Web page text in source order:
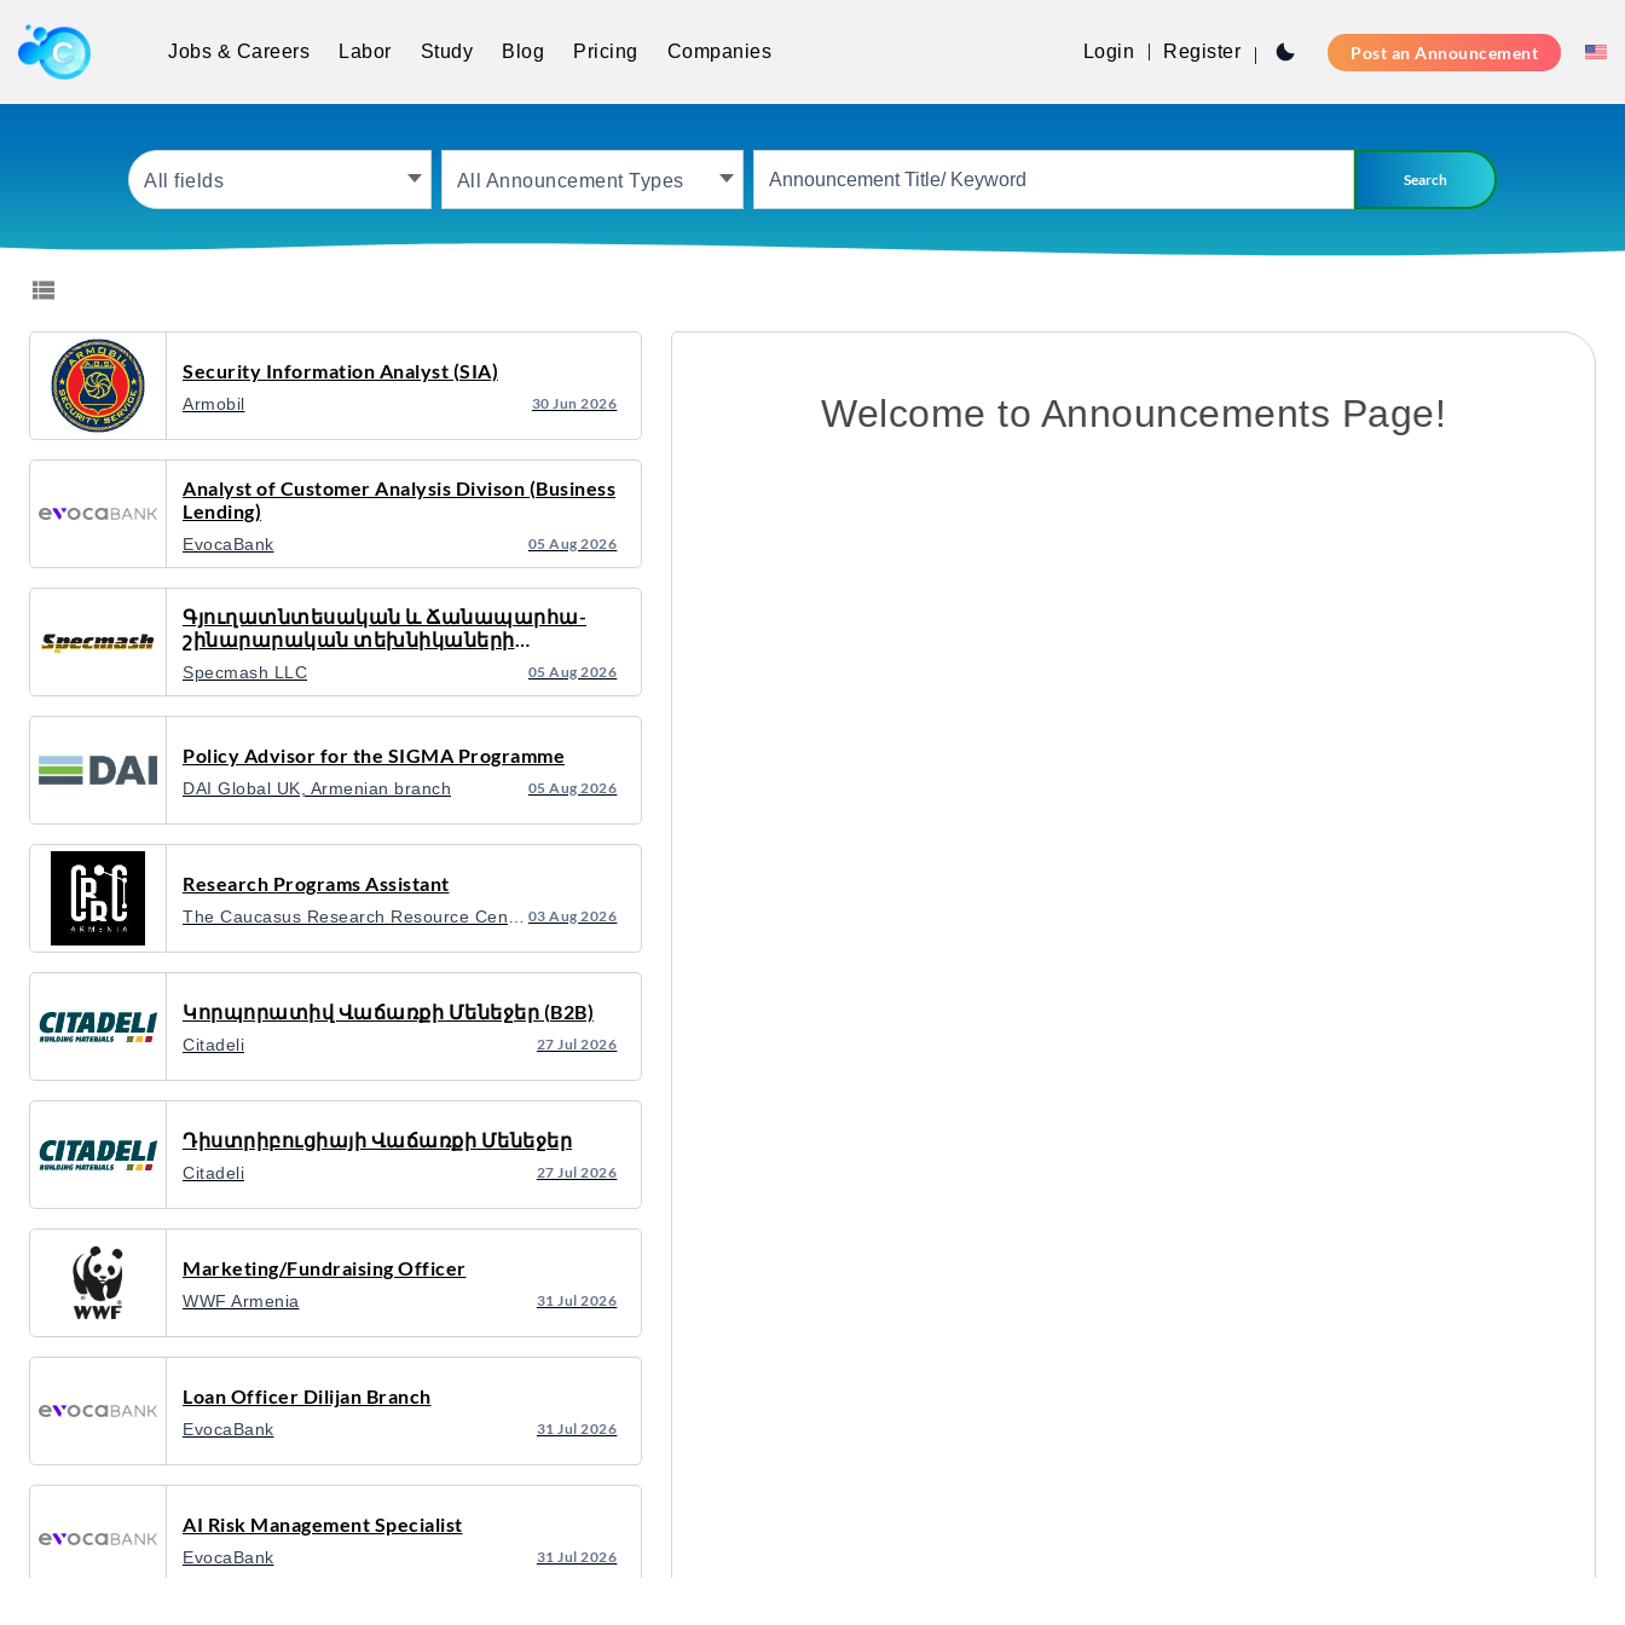
Jobs & Careers Labor Study Blog Pricing Companies Login Register Post an Announcement
All fields All Announcement Types Search
Jobs and Careers
Security Information Analyst (SIA)
Armobil 30 Jun 2026
Analyst of Customer Analysis Divison (Business
Lending)
EvocaBank 05 Aug 2026
Գյուղատնտեսական և Ճանապարհա-
շինարարական տեխնիկաների
սպասարկման և ետ երաշխիքային
սպասարկման Սերվիս մենեջեր
Specmash LLC 05 Aug 2026
Policy Advisor for the SIGMA Programme
DAI Global UK, Armenian branch 05 Aug 2026
Research Programs Assistant
03 Aug 2026
Կորպորատիվ Վաճառքի Մենեջեր (B2B)
Citadeli 27 Jul 2026
Դիստրիբուցիայի Վաճառքի Մենեջեր
Citadeli 27 Jul 2026
Marketing/Fundraising Officer
WWF Armenia 31 Jul 2026
Loan Officer Dilijan Branch
EvocaBank 31 Jul 2026
AI Risk Management Specialist
EvocaBank 31 Jul 2026
Welcome to Announcements Page!